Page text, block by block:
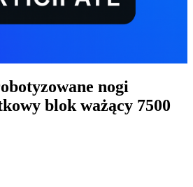
nogi
blok ważący 7500